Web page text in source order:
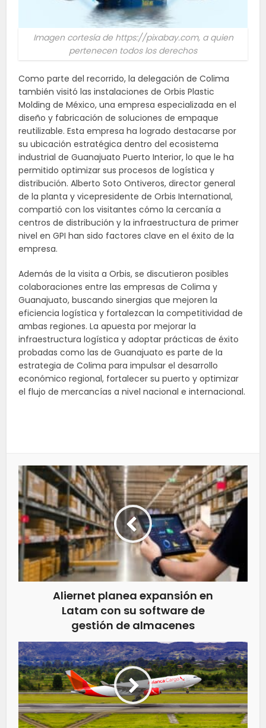
Imagen cortesía de https://pixabay.com, a quien
pertenecen todos los derechos
Como parte del recorrido, la delegación de Colima
también visitó las instalaciones de Orbis Plastic
Molding de México, una empresa especializada en el
diseño y fabricación de soluciones de empaque
reutilizable. Esta empresa ha logrado destacarse por
su ubicación estratégica dentro del ecosistema
industrial de Guanajuato Puerto Interior, lo que le ha
permitido optimizar sus procesos de logística y
distribución. Alberto Soto Ontiveros, director general
de la planta y vicepresidente de Orbis International,
compartió con los visitantes cómo la cercanía a
centros de distribución y la infraestructura de primer
nivel en GPI han sido factores clave en el éxito de la
empresa.
Además de la visita a Orbis, se discutieron posibles
colaboraciones entre las empresas de Colima y
Guanajuato, buscando sinergias que mejoren la
eficiencia logística y fortalezcan la competitividad de
ambas regiones. La apuesta por mejorar la
infraestructura logística y adoptar prácticas de éxito
probadas como las de Guanajuato es parte de la
estrategia de Colima para impulsar el desarrollo
económico regional, fortalecer su puerto y optimizar
el flujo de mercancías a nivel nacional e internacional.
Aliernet planea expansión en
Latam con su software de
gestión de almacenes